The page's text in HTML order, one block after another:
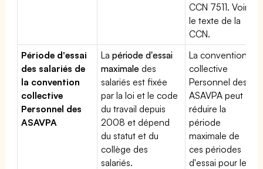
CCN 7511. Voir
le texte de la
CCN.
Période d'essai
des salariés de
la convention
collective
Personnel des
ASAVPA
Lapériode d'essai
maximale des
salariés est fixée
par la loi et le code
du travail depuis
2008 et dépend
du statut et du
collège des
salariés.
La convention
collective
Personnel des
ASAVPA peut
réduire la
période
maximale de
ces périodes
d'essai pour les